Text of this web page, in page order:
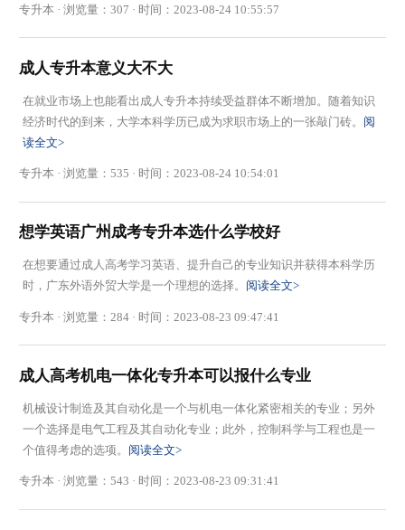
专升本 · 浏览量：307 · 时间：2023-08-24 10:55:57
成人专升本意义大不大
在就业市场上也能看出成人专升本持续受益群体不断增加。随着知识
经济时代的到来，大学本科学历已成为求职市场上的一张敲门砖。 阅
读全文>
专升本 · 浏览量：535 · 时间：2023-08-24 10:54:01
想学英语广州成考专升本选什么学校好
在想要通过成人高考学习英语、提升自己的专业知识并获得本科学历
时，广东外语外贸大学是一个理想的选择。 阅读全文>
专升本 · 浏览量：284 · 时间：2023-08-23 09:47:41
成人高考机电一体化专升本可以报什么专业
机械设计制造及其自动化是一个与机电一体化紧密相关的专业；另外
一个选择是电气工程及其自动化专业；此外，控制科学与工程也是一
个值得考虑的选项。 阅读全文>
专升本 · 浏览量：543 · 时间：2023-08-23 09:31:41